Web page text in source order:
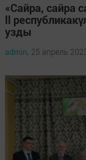
«Сайра, сайра
ll
узды
admin, 25 апрель